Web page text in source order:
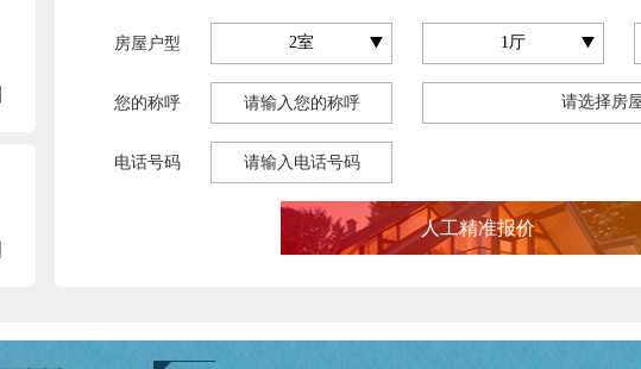
房屋户型
您的称呼
电话号码
人工精准报价